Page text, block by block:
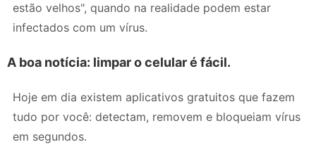
estão velhos", quando na realidade podem estar
infectados com um vírus.
A boa notícia: limpar o celular é fácil.
Hoje em dia existem aplicativos gratuitos que fazem
tudo por você: detectam, removem e bloqueiam vírus
em segundos.